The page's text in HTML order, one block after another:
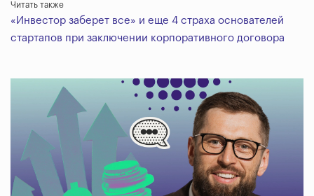
Читать также
«Инвестор заберет все» и еще 4 страха основателей
стартапов при заключении корпоративного договора